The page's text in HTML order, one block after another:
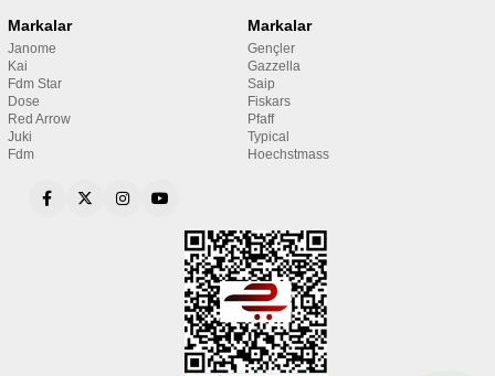
Markalar
Janome
Kai
Fdm Star
Dose
Red Arrow
Juki
Fdm
Markalar
Gençler
Gazzella
Saip
Fiskars
Pfaff
Typical
Hoechstmass